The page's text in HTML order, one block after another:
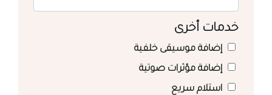
خدمات أخرى
إضافة موسيقى خلفية
إضافة مؤثرات صوتية
استلام سريع